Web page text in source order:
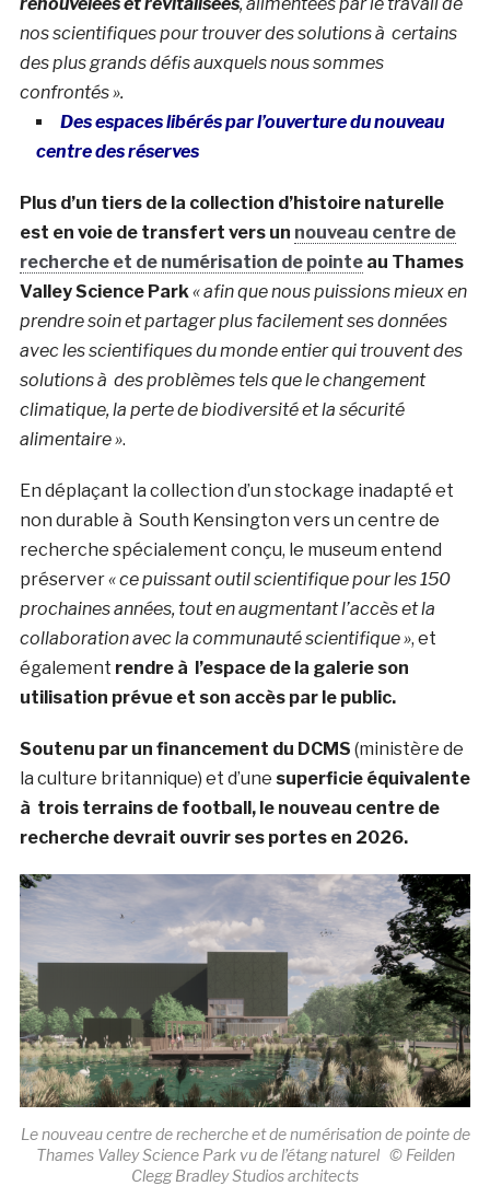
nos scientifiques pour trouver des solutions à certains
des plus grands défis auxquels nous sommes
confrontés ».
Des espaces libérés par l’ouverture du nouveau
centre des réserves
Plus d’un tiers de la collection d’histoire naturelle
est en voie de transfert vers un nouveau centre de
recherche et de numérisation de pointeau Thames
Valley Science Park« afin que nous puissions mieux en
prendre soin et partager plus facilement ses données
avec les scientifiques du monde entier qui trouvent des
solutions à des problèmes tels que le changement
climatique, la perte de biodiversité et la sécurité
alimentaire ».
En déplaçant la collection d’un stockage inadapté et
non durable à South Kensington vers un centre de
recherche spécialement conçu, le museum entend
préserver« ce puissant outil scientifique pour les 150
prochaines années, tout en augmentant l’accès et la
collaboration avec la communauté scientifique », et
également rendre à l’espace de la galerie son
utilisation prévue et son accès par le public.
Soutenu par un financement du DCMS (ministère de
la culture britannique) et d’une superficie équivalente
à trois terrains de football, le nouveau centre de
recherche devrait ouvrir ses portes en 2026.
Le nouveau centre de recherche et de numérisation de pointe de
Thames Valley Science Park vu de l’étang naturel © Feilden
Clegg Bradley Studios architects